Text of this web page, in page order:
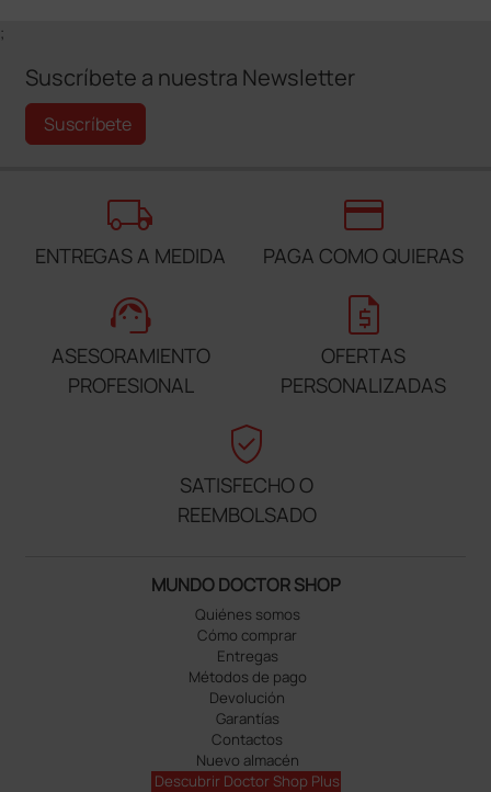
;
Suscríbete a nuestra Newsletter
Suscríbete
local_shipping
ENTREGAS A MEDIDA
credit_card
PAGA COMO QUIERAS
support_agent
ASESORAMIENTO
PROFESIONAL
request_quote
OFERTAS
PERSONALIZADAS
verified_user
SATISFECHO O
REEMBOLSADO
MUNDO DOCTOR SHOP
Quiénes somos
Cómo comprar
Entregas
Métodos de pago
Devolución
Garantías
Contactos
Nuevo almacén
Descubrir Doctor Shop Plus